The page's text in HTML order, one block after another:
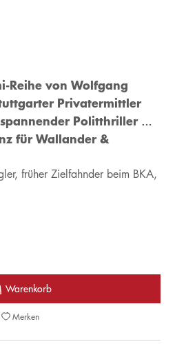
Reihe von Wolfgang
Privatermittler
Politthriller …
für Wallander &
früher Zielfahnder beim BKA,
Merken